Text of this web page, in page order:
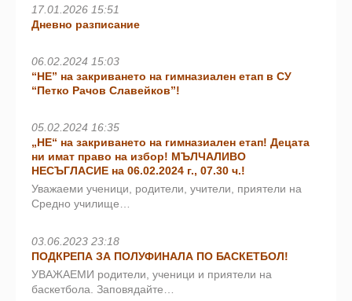
17.01.2026 15:51
Дневно разписание
06.02.2024 15:03
“НЕ” на закриването на гимназиален етап в СУ
“Петко Рачов Славейков”!
05.02.2024 16:35
„НЕ“ на закриването на гимназиален етап! Децата
ни имат право на избор! МЪЛЧАЛИВО
НЕСЪГЛАСИЕ на 06.02.2024 г., 07.30 ч.!
Уважаеми ученици, родители, учители, приятели на
Средно училище…
03.06.2023 23:18
ПОДКРЕПА ЗА ПОЛУФИНАЛА ПО БАСКЕТБОЛ!
УВАЖАЕМИ родители, ученици и приятели на
баскетбола. Заповядайте…